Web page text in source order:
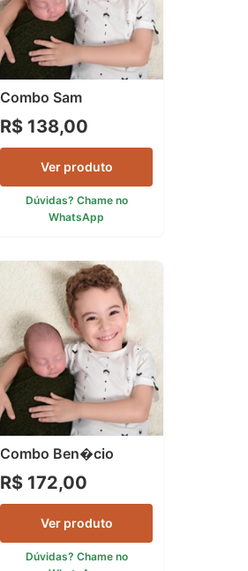
Combo Sam
R$ 138,00
Ver produto
Dúvidas? Chame no
WhatsApp
Combo Ben�cio
R$ 172,00
Ver produto
Dúvidas? Chame no